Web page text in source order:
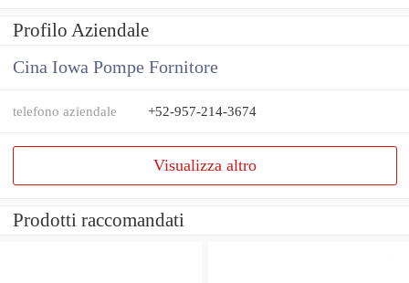
Profilo Aziendale
Cina Iowa Pompe Fornitore
telefono aziendale +52-957-214-3674
Visualizza altro
Prodotti raccomandati